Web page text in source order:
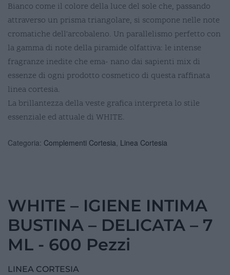
Bianco come il colore della luce del sole che, passando
attraverso un prisma triangolare, si scompone nelle note
cromatiche dell'arcobaleno. Un parallelismo perfetto con
la gamma di note della piramide olfattiva: le intense
fragranze inedite che ema- nano dai sapienti mix di
essenze di ogni prodotto cosmetico di questa raffinata
linea cortesia.
La brillantezza della veste grafica interpreta lo stile
essenziale ed attuale di WHITE.
Categoria: Complementi Cortesia Linea Cortesia
WHITE – IGIENE INTIMA
BUSTINA – DELICATA – 7
ML - 600 Pezzi
LINEA CORTESIA